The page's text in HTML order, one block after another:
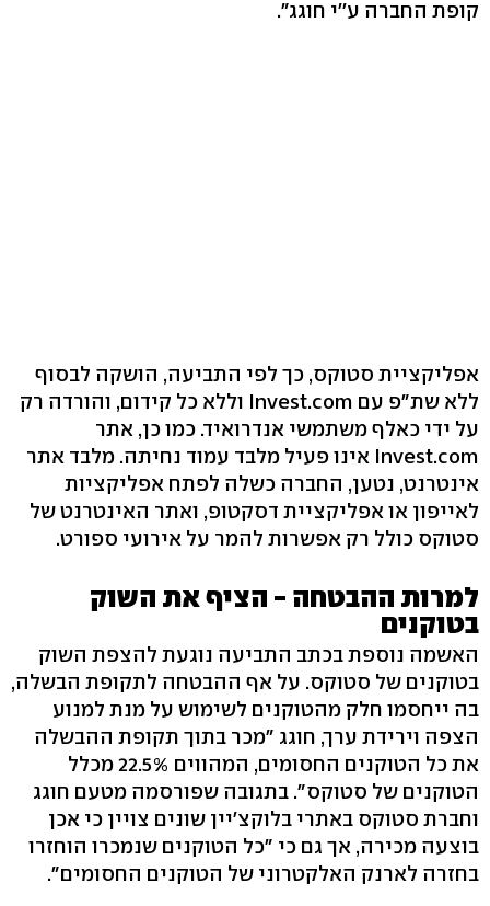
קופת החברה ע''י חוגג".
אפליקציית סטוקס, כך לפי התביעה, הושקה לבסוף
ללא שת"פ עם Invest.com וללא כל קידום, והורדה רק
על ידי כאלף משתמשי אנדרואיד. כמו כן, אתר
Invest.com אינו פעיל מלבד עמוד נחיתה. מלבד אתר
אינטרנט, נטען, החברה כשלה לפתח אפליקציות
לאייפון או אפליקציית דסקטופ, ואתר האינטרנט של
סטוקס כולל רק אפשרות להמר על אירועי ספורט.
למרות ההבטחה - הציף את השוק
בטוקנים
האשמה נוספת בכתב התביעה נוגעת להצפת השוק
בטוקנים של סטוקס. על אף ההבטחה לתקופת הבשלה,
בה ייחסמו חלק מהטוקנים לשימוש על מנת למנוע
הצפה וירידת ערך, חוגג "מכר בתוך תקופת ההבשלה
את כל הטוקנים החסומים, המהווים 22.5% מכלל
הטוקנים של סטוקס". בתגובה שפורסמה מטעם חוגג
וחברת סטוקס באתרי בלוקצ'יין שונים צויין כי אכן
בוצעה מכירה, אך גם כי "כל הטוקנים שנמכרו הוחזרו
בחזרה לארנק האלקטרוני של הטוקנים החסומים".